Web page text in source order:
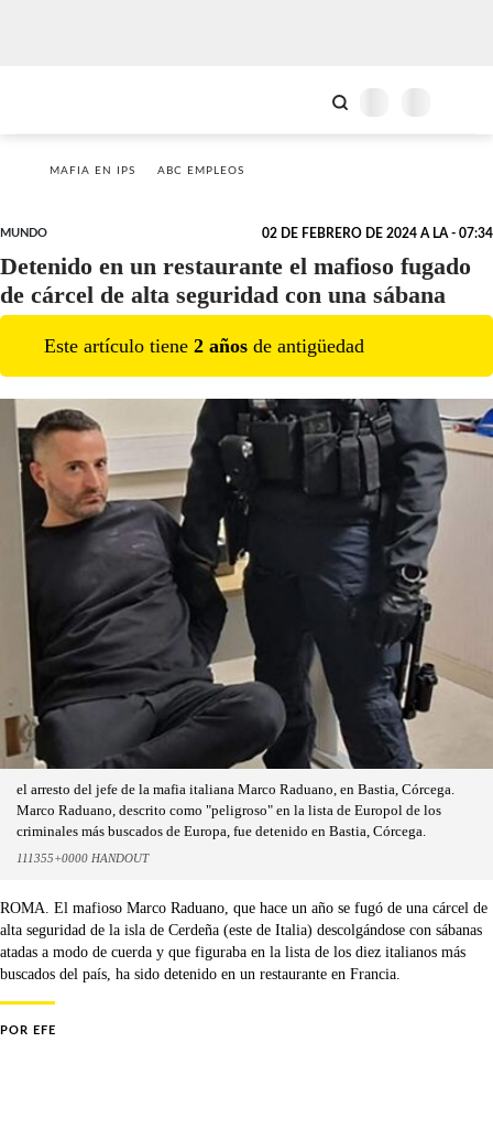
MAFIA EN IPS ABC EMPLEOS
MUNDO 02 DE FEBRERO DE 2024 A LA - 07:34
Detenido en un restaurante el mafioso fugado
de cárcel de alta seguridad con una sábana
Este artículo tiene 2 años de antigüedad
el arresto del jefe de la mafia italiana Marco Raduano, en Bastia, Córcega.
Marco Raduano, descrito como "peligroso" en la lista de Europol de los
criminales más buscados de Europa, fue detenido en Bastia, Córcega.
111355+0000 HANDOUT
ROMA. El mafioso Marco Raduano, que hace un año se fugó de una cárcel de
alta seguridad de la isla de Cerdeña (este de Italia) descolgándose con sábanas
atadas a modo de cuerda y que figuraba en la lista de los diez italianos más
buscados del país, ha sido detenido en un restaurante en Francia.
POR EFE